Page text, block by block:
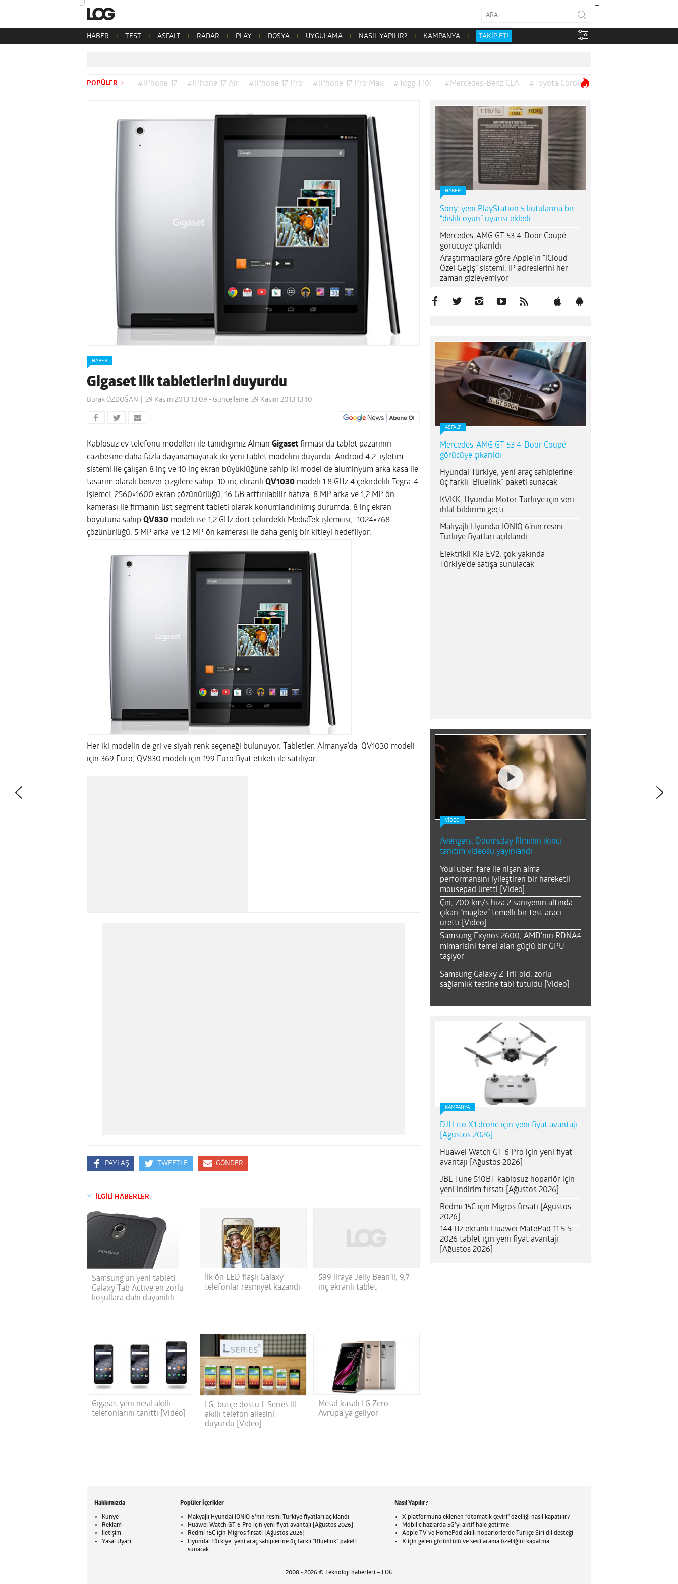
HABER TEST ASFALT RADAR PLAY DOSYA UYGULAMA NASIL YAPILIR? KAMPANYA TAKİP ET!
POPÜLER #iPhone 17 #iPhone 17 Air #iPhone 17 Pro #iPhone 17 Pro Max #Togg T10F #Mercedes-Benz CLA #Toyota Corolla
HABER
Gigaset ilk tabletlerini duyurdu
Burak ÖZDOĞAN 29 Kasım 2013 13:09 - Güncelleme: 29 Kasım 2013 13:10
Kablosuz ev telefonu modelleri ile tanıdığımız Alman Gigaset firması da tablet pazarının
cazibesine daha fazla dayanamayarak iki yeni tablet modelini duyurdu. Android 4.2. işletim
sistemi ile çalışan 8 inç ve 10 inç ekran büyüklüğüne sahip iki model de aluminyum arka kasa ile
tasarım olarak benzer çizgilere sahip. 10 inç ekranlı QV1030 modeli 1.8 GHz 4 çekirdekli Tegra-4
işlemci, 2560×1600 ekran çözünürlüğü, 16 GB arttırılabilir hafıza, 8 MP arka ve 1,2 MP ön
kamerası ile firmanın üst segment tableti olarak konumlandırılmış durumda. 8 inç ekran
boyutuna sahip QV830 modeli ise 1,2 GHz dört çekirdekli MediaTek işlemcisi, 1024×768
çözünürlüğü, 5 MP arka ve 1,2 MP ön kamerası ile daha geniş bir kitleyi hedefliyor.
Her iki modelin de gri ve siyah renk seçeneği bulunuyor. Tabletler, Almanya’da QV1030 modeli
için 369 Euro, QV830 modeli için 199 Euro fiyat etiketi ile satılıyor.
PAYLAŞ TWEETLE GÖNDER
İLGİLİ HABERLER
Samsung’un yeni tableti
Galaxy Tab Active en zorlu
koşullara dahi dayanıklı
İlk ön LED flaşlı Galaxy
telefonlar resmiyet kazandı
599 liraya Jelly Bean’li, 9,7
inç ekranlı tablet
Gigaset yeni nesil akıllı
telefonlarını tanıttı [Video]
LG, bütçe dostu L Series III
akıllı telefon ailesini
duyurdu [Video]
Metal kasalı LG Zero
Avrupa’ya geliyor
HABER
Sony, yeni PlayStation 5 kutularına bir
“diskli oyun” uyarısı ekledi
Mercedes-AMG GT 53 4-Door Coupé
görücüye çıkarıldı
Araştırmacılara göre Apple’ın “iCloud
Özel Geçiş” sistemi, IP adreslerini her
zaman gizleyemiyor
ASFALT
Mercedes-AMG GT 53 4-Door Coupé
görücüye çıkarıldı
Hyundai Türkiye, yeni araç sahiplerine
üç farklı “Bluelink” paketi sunacak
KVKK, Hyundai Motor Türkiye için veri
ihlal bildirimi geçti
Makyajlı Hyundai IONIQ 6’nın resmi
Türkiye fiyatları açıklandı
Elektrikli Kia EV2, çok yakında
Türkiye’de satışa sunulacak
VİDEO
Avengers: Doomsday filminin ikinci
tanıtım videosu yayınlandı
YouTuber, fare ile nişan alma
performansını iyileştiren bir hareketli
mousepad üretti [Video]
Çin, 700 km/s hıza 2 saniyenin altında
çıkan “maglev” temelli bir test aracı
üretti [Video]
Samsung Exynos 2600, AMD’nin RDNA4
mimarisini temel alan güçlü bir GPU
taşıyor
Samsung Galaxy Z TriFold, zorlu
sağlamlık testine tabi tutuldu [Video]
KAMPANYA
DJI Lito X1 drone için yeni fiyat avantajı
[Ağustos 2026]
Huawei Watch GT 6 Pro için yeni fiyat
avantajı [Ağustos 2026]
JBL Tune 510BT kablosuz hoparlör için
yeni indirim fırsatı [Ağustos 2026]
Redmi 15C için Migros fırsatı [Ağustos
2026]
144 Hz ekranlı Huawei MatePad 11.5 S
2026 tablet için yeni fiyat avantajı
[Ağustos 2026]
Hakkımızda
Künye
Reklam
İletişim
Yasal Uyarı
Popüler İçerikler
Makyajlı Hyundai IONIQ 6'nın resmi Türkiye fiyatları açıklandı
Huawei Watch GT 6 Pro için yeni fiyat avantajı [Ağustos 2026]
Redmi 15C için Migros fırsatı [Ağustos 2026]
Hyundai Türkiye, yeni araç sahiplerine üç farklı "Bluelink" paketi
sunacak
Nasıl Yapılır?
X platformuna eklenen “otomatik çeviri” özelliği nasıl kapatılır?
Mobil cihazlarda 5G’yi aktif hale getirme
Apple TV ve HomePod akıllı hoparlörlerde Türkçe Siri dil desteği
X için gelen görüntülü ve sesli arama özelliğini kapatma
2008 - 2026 © Teknoloji haberleri – LOG